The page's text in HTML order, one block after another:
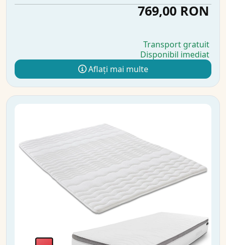
769,00 RON
Transport gratuit
Disponibil imediat
Aflați mai multe